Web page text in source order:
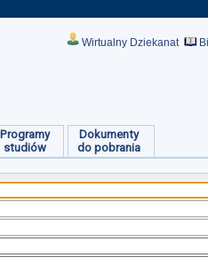
Wirtualny Dziekanat
Programy
studiów
Dokumenty
do pobrania